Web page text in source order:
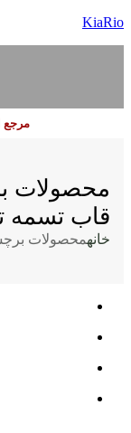
KiaRio
مرجع
محصولات
قاب تسمه
خانهمحصولات